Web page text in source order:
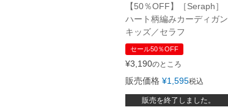
【50％OFF】［Seraph］
ハート柄編みカーディガン
キッズ／セラフ
セール50％OFF
¥3,190のところ
販売価格 ¥1,595税込
販売を終了しました。